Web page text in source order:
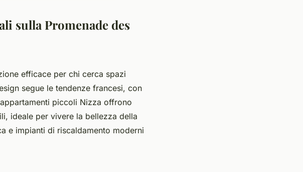
sulla Promenade des
efficace per chi cerca spazi
segue le tendenze francesi, con
piccoli Nizza offrono
ideale per vivere la bellezza della
e impianti di riscaldamento moderni